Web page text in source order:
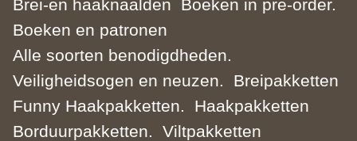
Brei-en haaknaalden
Boeken in pre-order.
Boeken en patronen
Alle soorten benodigdheden.
Veiligheidsogen en neuzen.
Breipakketten
Funny Haakpakketten.
Haakpakketten
Borduurpakketten.
Viltpakketten